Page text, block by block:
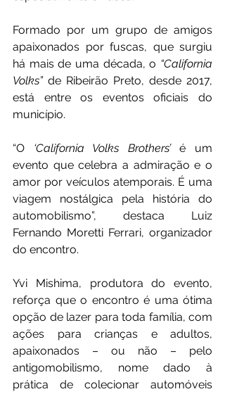
Formado por um grupo de amigos
apaixonados por fuscas, que surgiu
há mais de uma década, o “California
Volks” de Ribeirão Preto, desde 2017,
está entre os eventos oficiais do
município.
“O ‘California Volks Brothers’ é um
evento que celebra a admiração e o
amor por veículos atemporais. É uma
viagem nostálgica pela história do
automobilismo”, destaca Luiz
Fernando Moretti Ferrari, organizador
do encontro.
Yvi Mishima, produtora do evento,
reforça que o encontro é uma ótima
opção de lazer para toda família, com
ações para crianças e adultos,
apaixonados – ou não – pelo
antigomobilismo, nome dado à
prática de colecionar automóveis